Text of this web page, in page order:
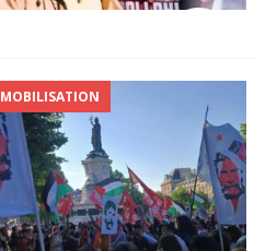
MOBILISATION